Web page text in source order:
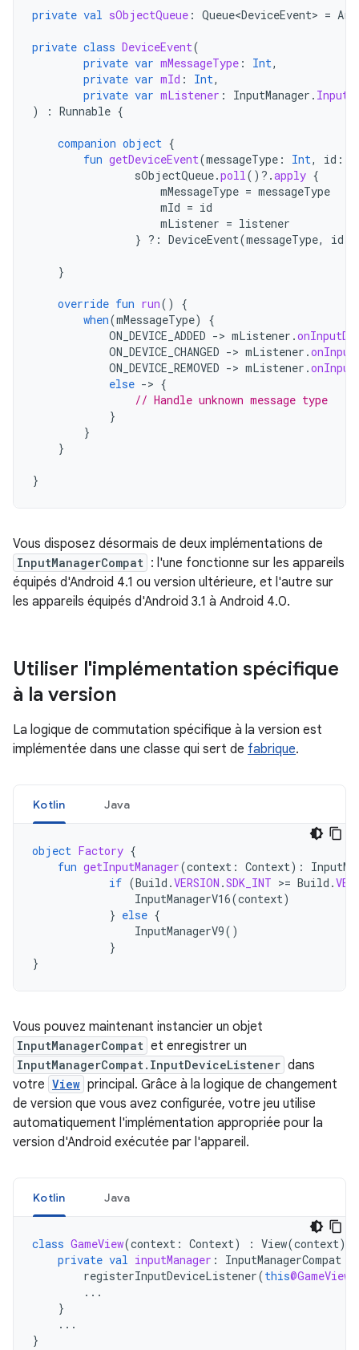
private val sObjectQueue : Queue<DeviceEvent> =
private class DeviceEvent(
private var mMessageType : Int,
private var mId : Int,
private var mListener : InputManager .
)
: Runnable {
companion object {
fun getDeviceEvent(messageType : Int, id :
sObjectQueue.poll() ?.apply {
mMessageType = messageType
mId = id
mListener = listener
} ?: DeviceEvent(messageType, id
}
override fun run()
{
when(mMessageType)
{
ON_DEVICE_ADDED -> mListener .
ON_DEVICE_CHANGED -> mListener .
ON_DEVICE_REMOVED -> mListener .
else -> {
// Handle unknown message type
}
}
}
}
Vous disposez désormais de deux implémentations de
InputManagerCompat : l'une fonctionne sur les appareils
équipés d'Android 4.1 ou version ultérieure, et l'autre sur
les appareils équipés d'Android 3.1 à Android 4.0.
Utiliser l'implémentation spécifique
à la version
La logique de commutation spécifique à la version est
implémentée dans une classe qui sert de fabrique.
Kotlin Java
object Factory {
fun getInputManager(context : Context):
if (Build .VERSION .SDK_INT >= Build .
InputManagerV16(context)
} else {
InputManagerV9()
}
}
Vous pouvez maintenant instancier un objet
InputManagerCompat et enregistrer un
InputManagerCompat.InputDeviceListener dans
votre View principal. Grâce à la logique de changement
de version que vous avez configurée, votre jeu utilise
automatiquement l'implémentation appropriée pour la
version d'Android exécutée par l'appareil.
Kotlin Java
class GameView(context : Context) : View(context),
private val inputManager : InputManagerCompat
registerInputDeviceListener(this@GameView
...
}
...
}